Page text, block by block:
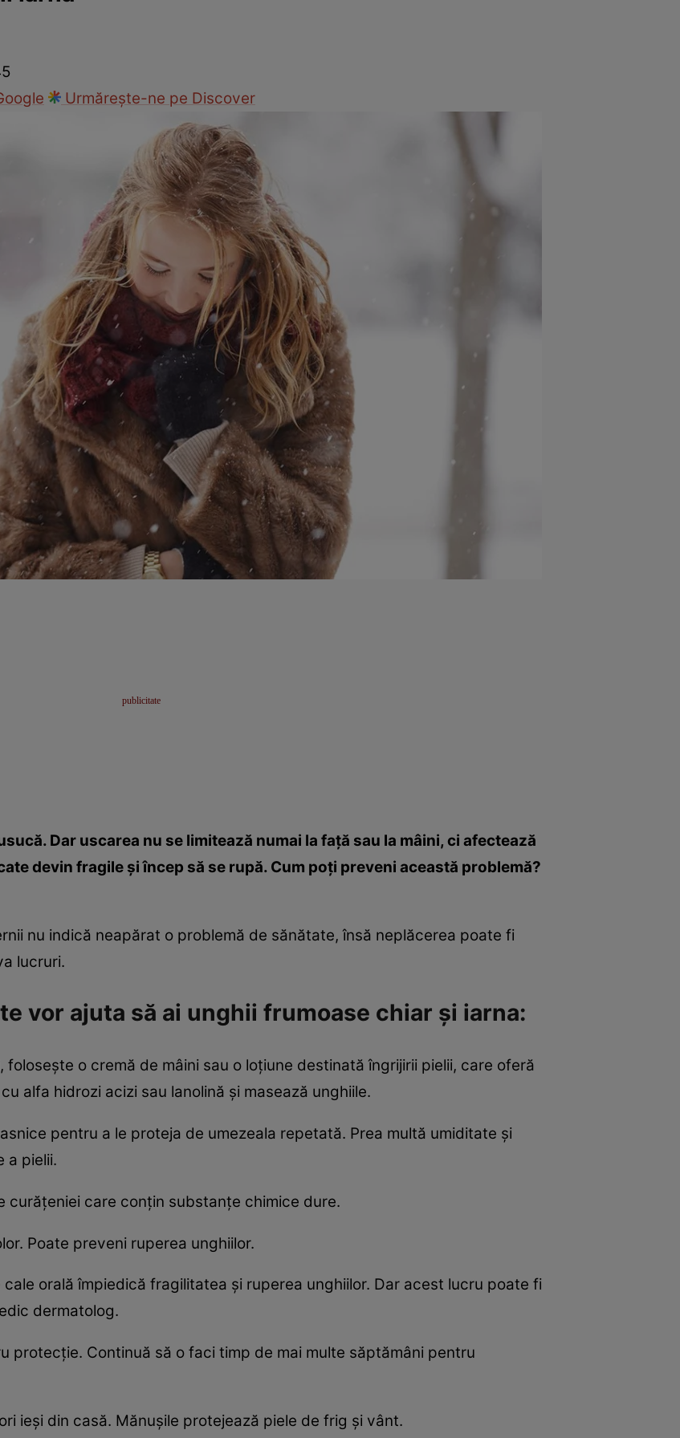
Urmărește-ne pe Discover
Dar uscarea nu se limitează numai la faţă sau la mâini, ci afectează
devin fragile şi încep să se rupă. Cum poţi preveni această problemă?
nu indică neapărat o problemă de sănătate, însă neplăcerea poate fi
lucruri.
vor ajuta să ai unghii frumoase chiar şi iarna:
o cremă de mâini sau o loţiune destinată îngrijirii pielii, care oferă
alfa hidrozi acizi sau lanolină şi masează unghiile.
pentru a le proteja de umezeala repetată. Prea multă umiditate şi
a pielii.
care conţin substanţe chimice dure.
Poate preveni ruperea unghiilor.
orală împiedică fragilitatea şi ruperea unghiilor. Dar acest lucru poate fi
dermatolog.
protecţie. Continuă să o faci timp de mai multe săptămâni pentru
ieşi din casă. Mănuşile protejează piele de frig şi vânt.